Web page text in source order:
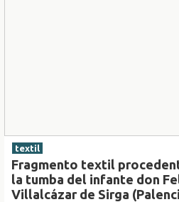
textil
Fragmento textil
la tumba del infante don
Villalcázar de Sirga